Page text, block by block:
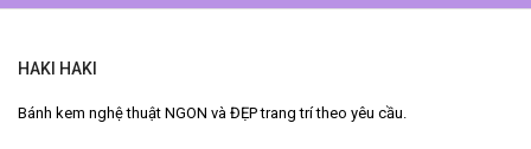
HAKI HAKI
Bánh kem nghệ thuật NGON và ĐẸP trang trí theo yêu cầu.